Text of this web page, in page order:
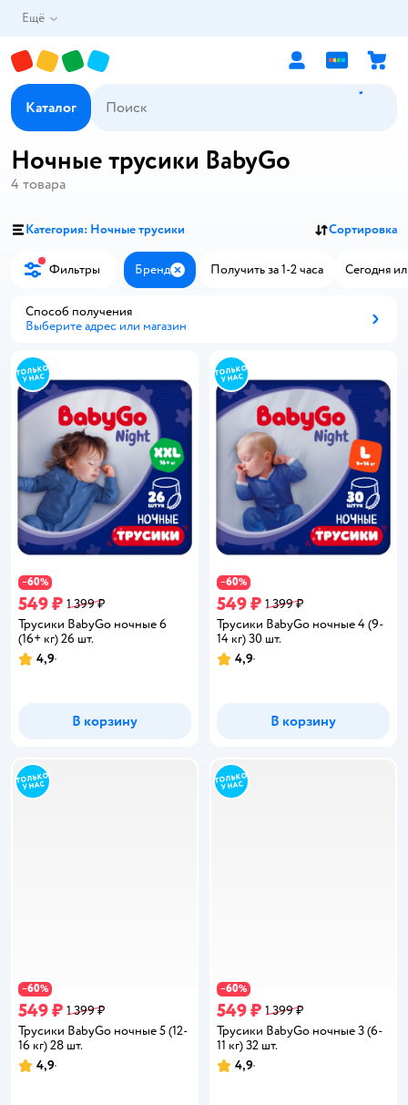
Ещё
Каталог
Ночные трусики BabyGo
4 товара
Категория: Ночные трусики Сортировка
Фильтры Бренд ЗакрытьПолучить за 1-2 часа Сегодня
Способ получения
Выберите адрес или магазин
−60%
549 ₽ 1 399 ₽
Трусики BabyGo ночные 6
(16+ кг) 26 шт.
Рейтинг:
4,9
В корзину
−60%
549 ₽ 1 399 ₽
Трусики BabyGo ночные 4 (9-
14 кг) 30 шт.
Рейтинг:
4,9
В корзину
−60%
549 ₽ 1 399 ₽
Трусики BabyGo ночные 5 (12-
16 кг) 28 шт.
Рейтинг:
4,9
−60%
549 ₽ 1 399 ₽
Трусики BabyGo ночные 3 (6-
11 кг) 32 шт.
Рейтинг:
4,9